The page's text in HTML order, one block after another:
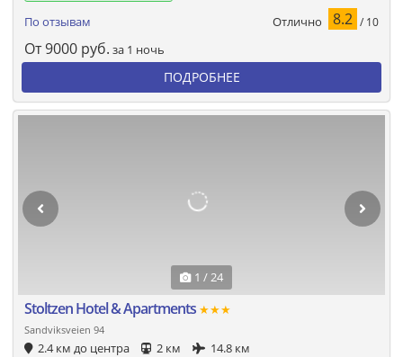
По отзывам
Отлично 8.2 / 10
От9000 руб. за 1 ночь
ПОДРОБНЕЕ
1 / 24
Stoltzen Hotel & Apartments ★★★
Sandviksveien 94
2.4 км до центра 2 км
14.8 км